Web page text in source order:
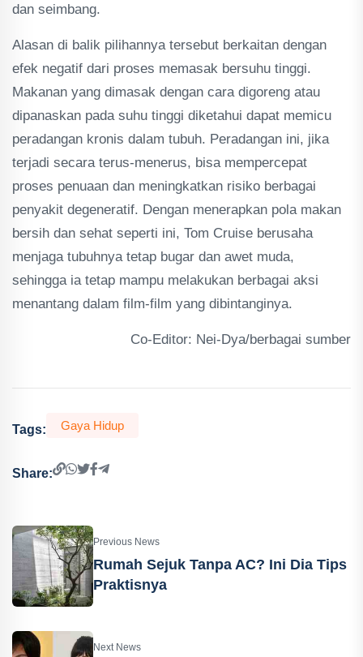
dan seimbang.
Alasan di balik pilihannya tersebut berkaitan dengan
efek negatif dari proses memasak bersuhu tinggi.
Makanan yang dimasak dengan cara digoreng atau
dipanaskan pada suhu tinggi diketahui dapat memicu
peradangan kronis dalam tubuh. Peradangan ini, jika
terjadi secara terus-menerus, bisa mempercepat
proses penuaan dan meningkatkan risiko berbagai
penyakit degeneratif. Dengan menerapkan pola makan
bersih dan sehat seperti ini, Tom Cruise berusaha
menjaga tubuhnya tetap bugar dan awet muda,
sehingga ia tetap mampu melakukan berbagai aksi
menantang dalam film-film yang dibintanginya.
Co-Editor: Nei-Dya/berbagai sumber
Tags: Gaya Hidup
Share:
Previous News
Rumah Sejuk Tanpa AC? Ini Dia Tips
Praktisnya
Next News